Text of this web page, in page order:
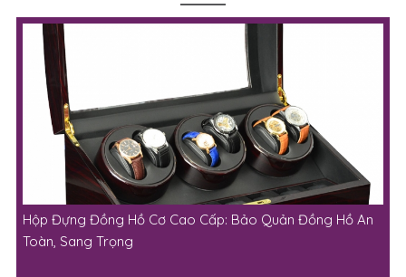
Hộp Đựng Đồng Hồ Cơ Cao Cấp: Bảo Quản Đồng Hồ An
Toàn, Sang Trọng